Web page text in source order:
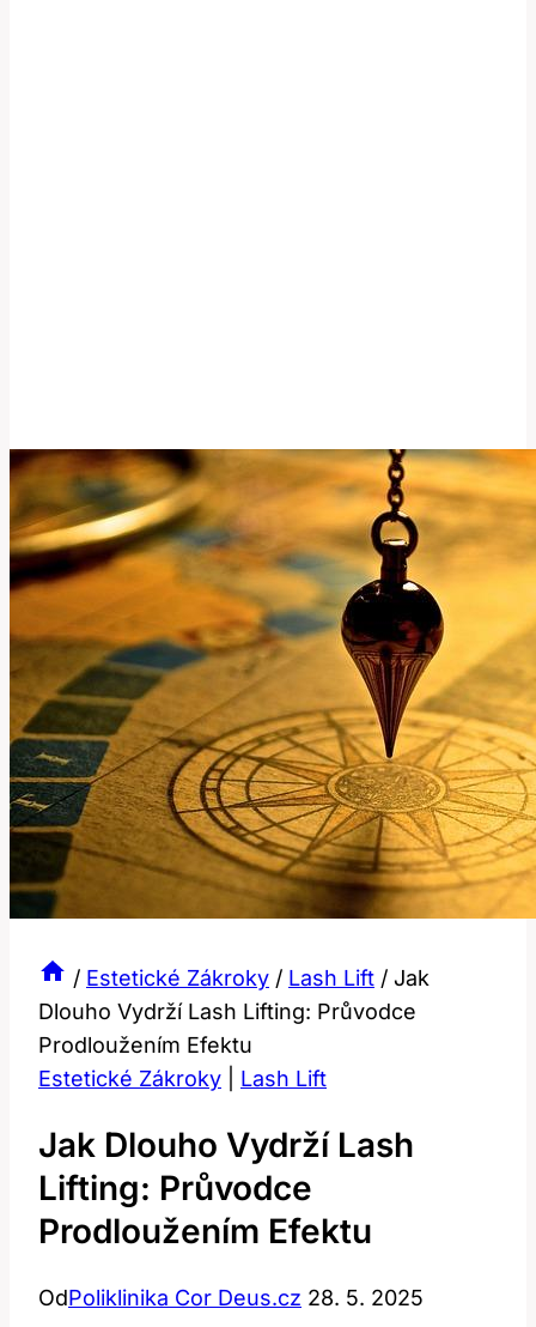
/ Estetické Zákroky / Lash Lift / Jak
Dlouho Vydrží Lash Lifting: Průvodce
Prodloužením Efektu
Estetické Zákroky
Lash Lift
Jak Dlouho Vydrží Lash
Lifting: Průvodce
Prodloužením Efektu
OdPoliklinika Cor Deus.cz 28. 5. 2025